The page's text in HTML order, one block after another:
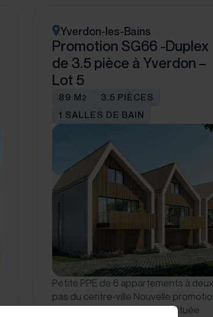
Yverdon-les-Bains
Promotion SG66 -Duplex
de 3.5 pièce à Yverdon –
Lot 5
89 M2
3.5 PIÈCES
1 SALLES DE BAIN
Petite PPE de 6 appartements à deux
pas du centre-ville Nouvelle
de 6 logements idéalement située